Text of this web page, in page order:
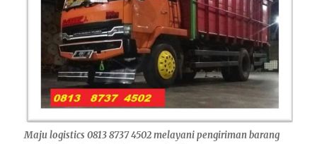
Maju logistics 0813 8737 4502 melayani pengiriman barang